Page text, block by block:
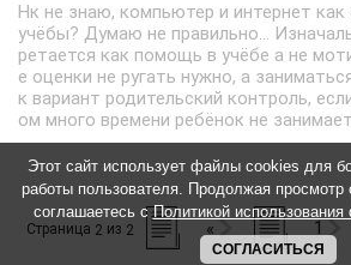
Нк не знаю, компьютер и интернет
учёбы? Думаю не правильно...
ретается как помощь в учёбе а не
е оценки не ругать нужно, а
к вариант родительский контроль,
ом много времени ребёнок не
Страница 2 из 2 « 1
Этот сайт использует файлы cookies для
работы пользователя. Продолжая просмотр
соглашаетесь сПолитикой
СОГЛАСИТЬСЯ